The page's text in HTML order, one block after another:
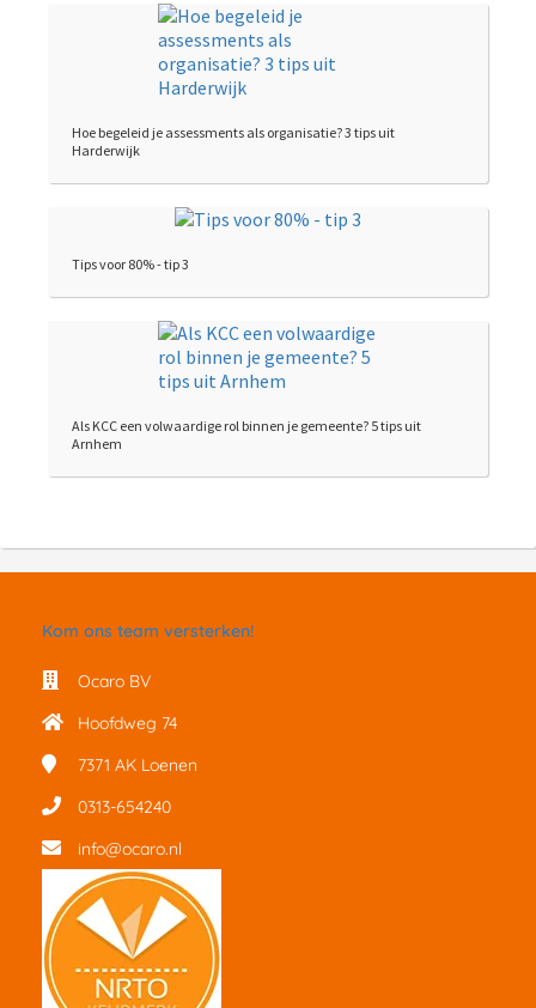
Hoe begeleid je assessments als organisatie? 3 tips uit
Harderwijk
Tips voor 80% - tip 3
Als KCC een volwaardige rol binnen je gemeente? 5 tips uit
Arnhem
Kom ons team versterken!
Ocaro BV
Hoofdweg 74
7371 AK Loenen
0313-654240
info@ocaro.nl